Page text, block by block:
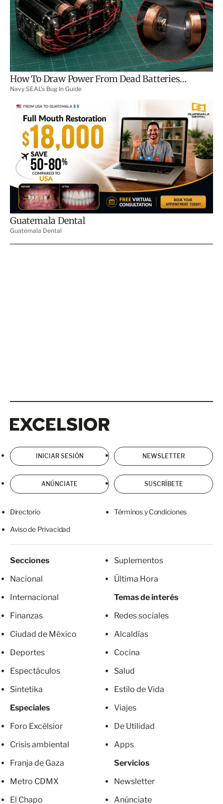
INICIAR SESIÓN NEWSLETTER
ANÚNCIATE SUSCRÍBETE
Directorio Términos y Condiciones
Aviso de Privacidad
Secciones
Nacional
Internacional
Finanzas
Ciudad de México
Deportes
Espectáculos
Sintetika
Especiales
Foro Excélsior
Crisis ambiental
Franja de Gaza
Metro CDMX
El Chapo
Suplementos
Última Hora
Temas de interés
Redes sociales
Alcaldías
Cocina
Salud
Estilo de Vida
Viajes
De Utilidad
Apps
Servicios
Newsletter
Anúnciate